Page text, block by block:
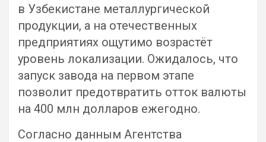
в Узбекистане металлургической
продукции, а на отечественных
предприятиях ощутимо возрастёт
уровень локализации. Ожидалось, что
запуск завода на первом этапе
позволит предотвратить отток валюты
на 400 млн долларов ежегодно.
Согласно данным Агентства